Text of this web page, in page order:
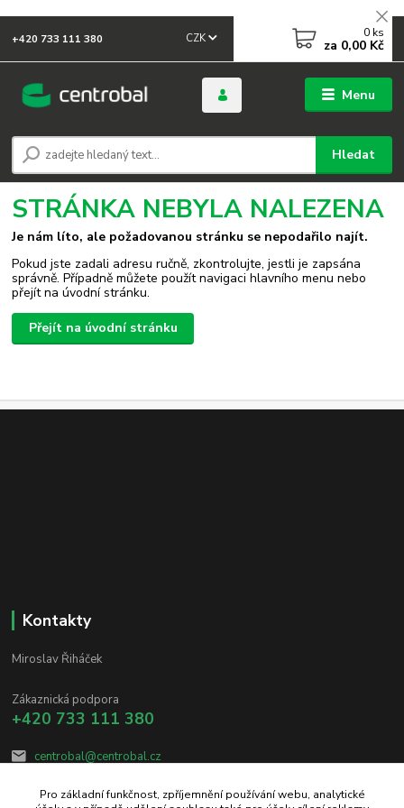
Menu
CZK
Hledat
+420 733 111 380 0 ks
za 0,00 Kč
STRÁNKA NEBYLA NALEZENA
Je nám líto, ale požadovanou stránku se nepodařilo najít.
Pokud jste zadali adresu ručně, zkontrolujte, jestli je zapsána
správně. Případně můžete použít navigaci hlavního menu nebo
přejít na úvodní stránku.
Přejít na úvodní stránku
Kontakty
Miroslav Řiháček
Zákaznická podpora
+420 733 111 380
centrobal@centrobal.cz
Pro základní funkčnost, zpříjemnění používání webu, analytické